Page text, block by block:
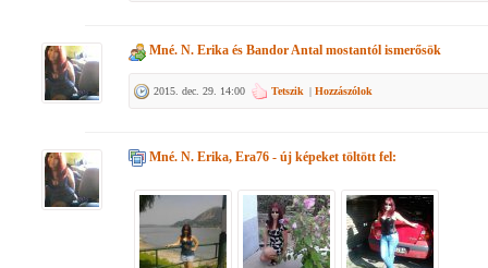
Mné. N. Erika és Bandor Antal mostantól ismerősök
2015. dec. 29. 14:00 Tetszik | Hozzászólok
Mné. N. Erika, Era76 - új képeket töltött fel: